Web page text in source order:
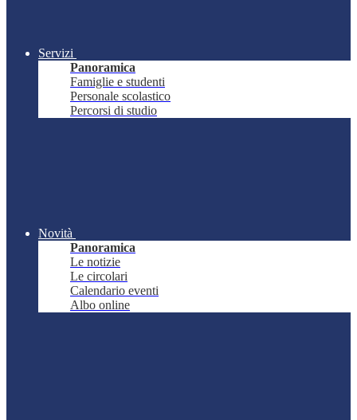
Servizi
Panoramica
Famiglie e studenti
Personale scolastico
Percorsi di studio
Novità
Panoramica
Le notizie
Le circolari
Calendario eventi
Albo online